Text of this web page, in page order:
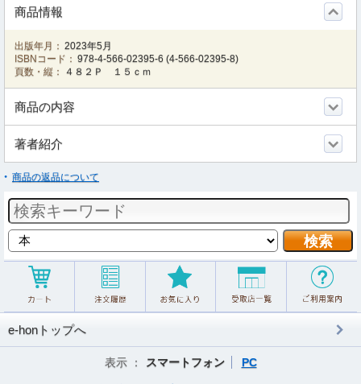
商品情報
出版年月： 2023年5月
ISBNコード： 978-4-566-02395-6 (4-566-02395-8)
頁数・縦：
４８２Ｐ １５ｃｍ
商品の内容
著者紹介
商品の返品について
e-honトップへ
表示 ： スマートフォン PC